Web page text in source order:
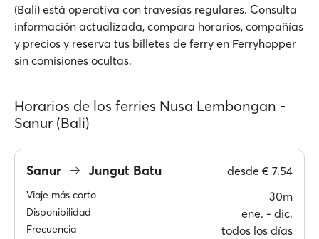
(Bali) está operativa con travesías regulares. Consulta
información actualizada, compara horarios, compañías
y precios y reserva tus billetes de ferry en Ferryhopper
sin comisiones ocultas.
Horarios de los ferries Nusa Lembongan -
Sanur (Bali)
Sanur Jungut Batu desde € 7.54
Viaje más corto 30m
Disponibilidad ene. ‐ dic.
Frecuencia todos los días